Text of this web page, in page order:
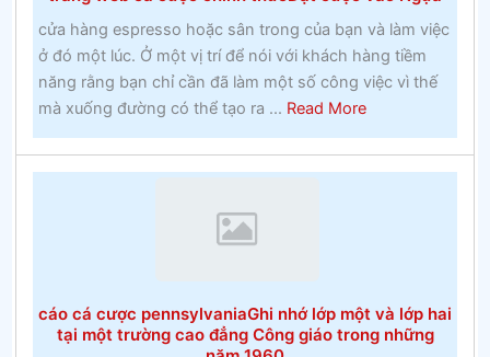
–
Thực
tế
cược
cửa hàng espresso hoặc sân trong của bạn và làm việc
ở đó một lúc. Ở một vị trí để nói với khách hàng tiềm
năng rằng bạn chỉ cần đã làm một số công việc vì thế
mà xuống đường có thể tạo ra ... Read Moreabout
trang
web
vào
Ngựa
cáo cá cược pennsylvaniaGhi nhớ lớp một và lớp hai
tại một trường cao đẳng Công giáo trong những